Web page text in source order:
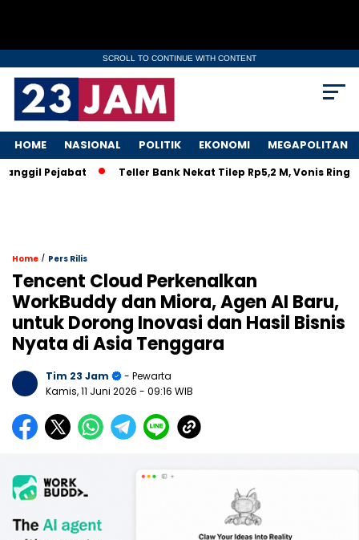
SCROLL TO CONTINUE WITH CONTENT
HOME NASIONAL POLITIK EKONOMI MEGAPOLITAN
Pejabat Teller Bank Nekat Tilep Rp5,2 M, Vonis Ringan
Home / Pers Rilis
Tencent Cloud Perkenalkan
WorkBuddy dan Miora, Agen AI Baru,
untuk Dorong Inovasi dan Hasil Bisnis
Nyata di Asia Tenggara
Tim 23 Jam
- Pewarta
Kamis, 11 Juni 2026 - 09:16 WIB